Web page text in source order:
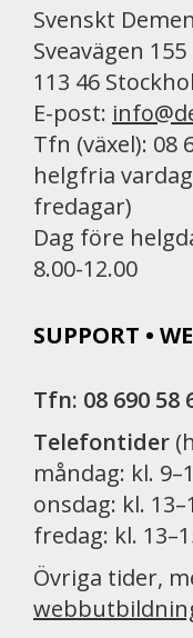
k
Svenskt
Sveavägen 155
113 46
E-post:
Tfn (växel): 08
helgfria
fredagar)
Dag före
8.00-12.00
SUPPORT •
Tfn: 08 690 58
Telefontider
måndag: kl.
onsdag: kl.
fredag: kl.
Övriga tider,